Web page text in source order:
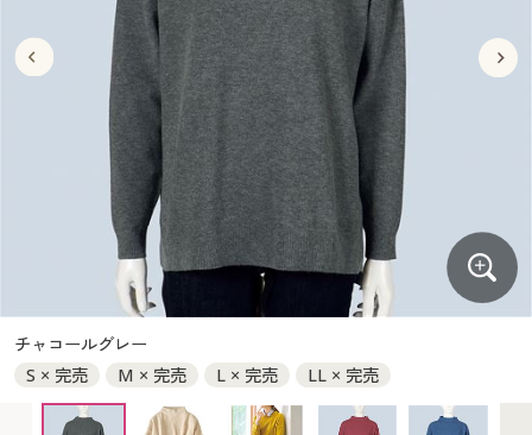
寝具・ベッド
カーテン・ラグ・ファブリック
美容・健康・サプリメント
制服・スクールすべて
制服・学生服
ジュニア・ティーンズ下着
大きいサイズ
大きいサイズ通販すべて
大きいサイズ レディース服
大きいサイズ レディース下着
大きいサイズ メンズ
大きいサイズ 事務・制服
バーゲンセール
シークレットセール
商品カテゴリ一覧
カタログ・チラシからのご注文
デジタルカタログ
カーテン・ラグ・ファブリック
制服・学生服
ジュニア・ティーンズ下着
大きいサイズ通販すべて
大きいサイズ レディース服
大きいサイズ レディース下着
大きいサイズ メンズ
大きいサイズ 事務・制服
バーゲンセール
シークレットセール
詳細検索
商品カテゴリ一覧
カタログ・チラシからのご注文
カタログ無料プレゼント
チャコールグレー
S × 完売
M × 完売 L × 完売 LL × 完売